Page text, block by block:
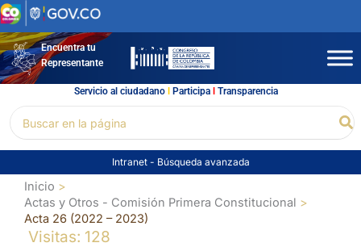
Ir
al
contenidoEncuentra tu
Representante
Servicio al ciudadano l Participal Transparencia
por:
Intranet - Búsqueda avanzada
Inicio
Actas y Otros - Comisión Primera Constitucional
Acta 26 (2022 – 2023)
Visitas: 128